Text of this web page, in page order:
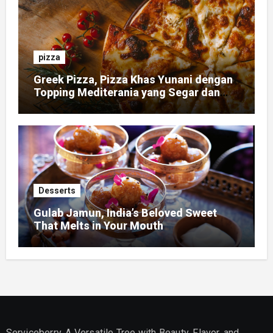
pizza
Greek Pizza, Pizza Khas Yunani dengan
Topping Mediterania yang Segar dan
Gurih
Desserts
Gulab Jamun, India’s Beloved Sweet
That Melts in Your Mouth